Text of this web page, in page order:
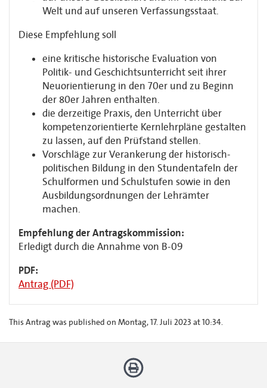
Welt und auf unseren Verfassungsstaat.
Diese Empfehlung soll
eine kritische historische Evaluation von
Politik- und Geschichtsunterricht seit ihrer
Neuorientierung in den 70er und zu Beginn
der 80er Jahren enthalten.
die derzeitige Praxis, den Unterricht über
kompetenzorientierte Kernlehrpläne gestalten
zu lassen, auf den Prüfstand stellen.
Vorschläge zur Verankerung der historisch-
politischen Bildung in den Stundentafeln der
Schulformen und Schulstufen sowie in den
Ausbildungsordnungen der Lehrämter
machen.
Empfehlung der Antragskommission:
Erledigt durch die Annahme von B-09
PDF:
Antrag (PDF)
This Antrag was published on Montag, 17. Juli 2023 at 10:34.